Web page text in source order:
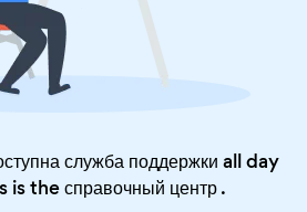
служба поддержки all day
is theсправочный центр.